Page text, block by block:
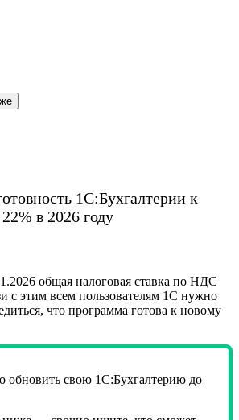
1С:Бухгалтерии к
в 2026 году
общая налоговая ставка по НДС
с этим всем пользователям 1С нужно
что программа готова к новому
обновить свою 1С:Бухгалтерию до